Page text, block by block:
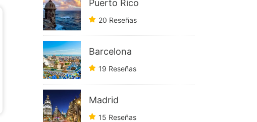
Puerto Rico
20 Reseñas
Barcelona
19 Reseñas
Madrid
15 Reseñas